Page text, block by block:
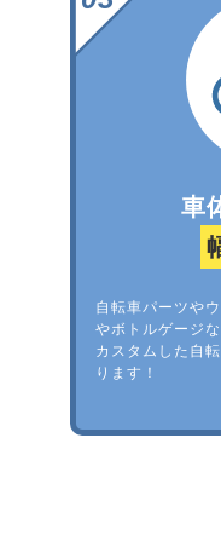
車
自転車パーツや
やボトルゲージ
カスタムした自
ります！